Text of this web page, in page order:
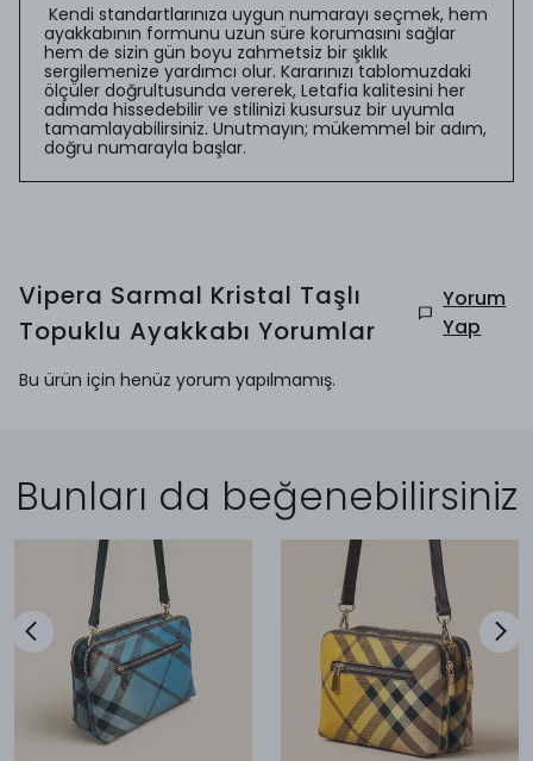
Kendi standartlarınıza uygun numarayı seçmek, hem
ayakkabının formunu uzun süre korumasını sağlar
hem de sizin gün boyu zahmetsiz bir şıklık
sergilemenize yardımcı olur. Kararınızı tablomuzdaki
ölçüler doğrultusunda vererek, Letafia kalitesini her
adımda hissedebilir ve stilinizi kusursuz bir uyumla
tamamlayabilirsiniz. Unutmayın; mükemmel bir adım,
doğru numarayla başlar.
Vipera Sarmal Kristal Taşlı
Topuklu Ayakkabı Yorumlar
Yorum
Yap
Bu ürün için henüz yorum yapılmamış.
Bunları da beğenebilirsiniz